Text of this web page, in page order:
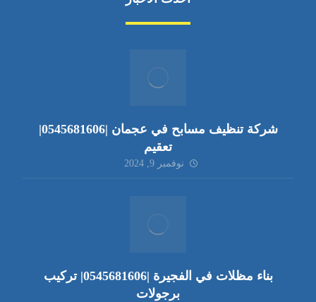
شركة تنظيف مسابح في عجمان |0545681606|
تعقيم
نوفمبر 9, 2024
بناء مظلات في الفجيرة |0545681606| تركيب
برجولات